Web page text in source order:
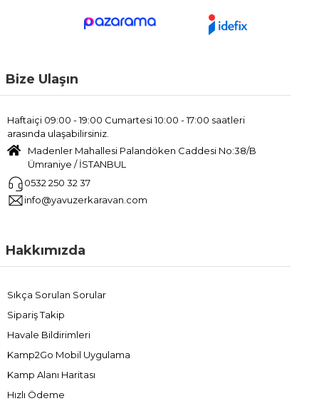
maksimize eder.
sarsılmaz bir kale haline getirebilirsiniz.
Bize Ulaşın
Haftaiçi 09:00 - 19:00 Cumartesi 10:00 - 17:00 saatleri
arasında ulaşabilirsiniz.
Madenler Mahallesi Palandöken Caddesi No:38/B
Ümraniye / İSTANBUL
0532 250 32 37
info@yavuzerkaravan.com
Hakkımızda
Sıkça Sorulan Sorular
Sipariş Takip
Havale Bildirimleri
Kamp2Go Mobil Uygulama
Kamp Alanı Haritası
Hızlı Ödeme